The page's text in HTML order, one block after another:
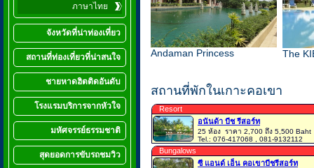
ภาษาไทย
จังหวัดที่น่าท่องเที่ยว
สถานที่ท่องเที่ยวที่น่าสนใจ
ชายหาดฮิตติดอันดับ
โรงแรมบริการจากหัวใจ
มหัศจรรย์ธรรมชาติ
สุดยอดการขับรถชมวิว
Andaman Princess The
สถานที่พักในเกาะคอเขา
Resort
อนันด้า บีช รีสอร์ท
25 ห้อง ราคา 2,700 ถึง 5,500 Baht
Tel.: 076-417068 , 081-9132112
Bungalows
ซี แอนด์ เอ็น คอเขาบีชรีสอร์ท